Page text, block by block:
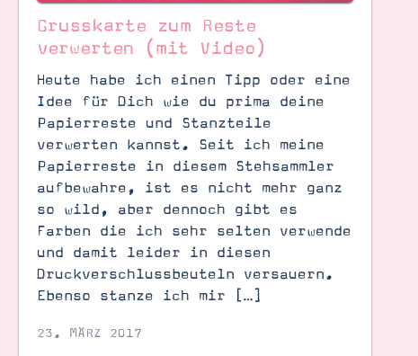
Grusskarte zum Reste
verwerten (mit Video)
Heute habe ich einen Tipp oder eine
Idee für Dich wie du prima deine
Papierreste und Stanzteile
verwerten kannst. Seit ich meine
Papierreste in diesem Stehsammler
aufbewahre, ist es nicht mehr ganz
so wild, aber dennoch gibt es
Farben die ich sehr selten verwende
und damit leider in diesen
Druckverschlussbeuteln versauern.
Ebenso stanze ich mir […]
23. MÄRZ 2017